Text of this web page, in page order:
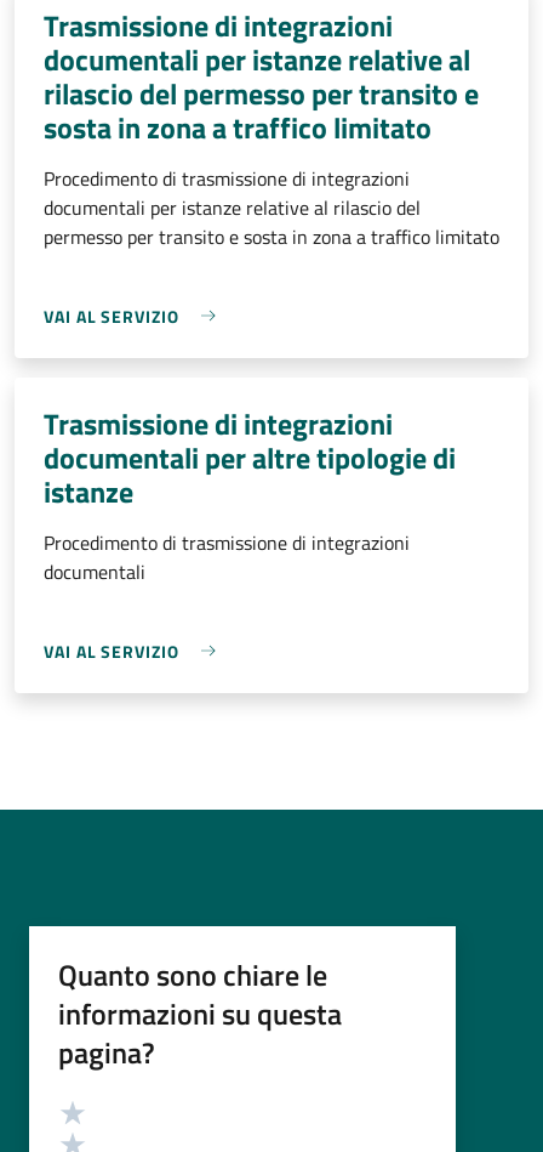
Trasmissione di integrazioni
documentali per istanze relative al
rilascio del permesso per transito e
sosta in zona a traffico limitato
Procedimento di trasmissione di integrazioni
documentali per istanze relative al rilascio del
permesso per transito e sosta in zona a traffico limitato
VAI AL SERVIZIO
Trasmissione di integrazioni
documentali per altre tipologie di
istanze
Procedimento di trasmissione di integrazioni
documentali
VAI AL SERVIZIO
Quanto sono chiare le
informazioni su questa
pagina?
Valutazione